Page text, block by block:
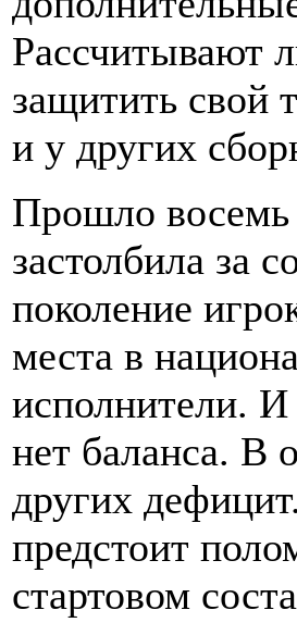
Рассчитывают
защитить свой
и у других
Прошло восемь
застолбила за
поколение
места в
исполнители. И
нет баланса. В
других
предстоит
стартовом